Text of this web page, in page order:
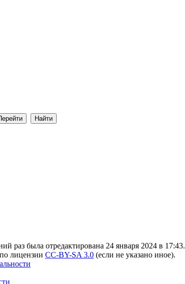
раз была отредактирована 24 января 2024 в 17:43.
лицензии CC-BY-SA 3.0 (если не указано иное).